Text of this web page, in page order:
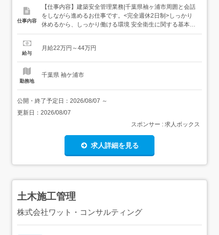
仕事内容
【仕事内容】建築安全管理業務|千葉県袖ヶ浦市周囲と会話
をしながら進めるお仕事です。<完全週休2日制>しっかり
休めるから、しっかり働ける環境 安全衛生に関する基本知
識がある方にオススメ! アピールポイント コンサルティン
事業を行う会社です。 建築安全管理の経験者を募集しま
給与
月給22万円～44万円
勤務地
千葉県 袖ケ浦市
公開・終了予定日： 2026/08/07 ～
更新日： 2026/08/07
スポンサー : 求人ボックス
求人詳細を見る
土木施工管理
株式会社ワット・コンサルティング